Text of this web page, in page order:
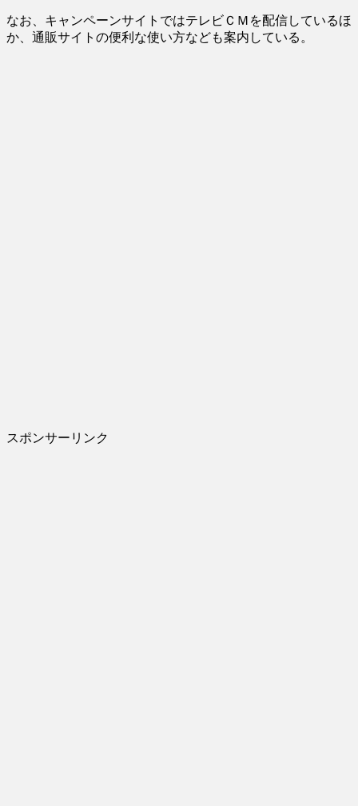
なお、キャンペーンサイトではテレビＣＭを配信しているほ
か、通販サイトの便利な使い方なども案内している。
スポンサーリンク